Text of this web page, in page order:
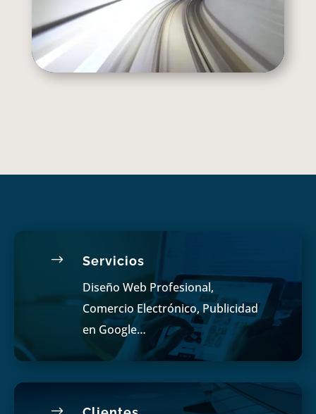
$ Servicios
Diseño Web Profesional,
Comercio Electrónico, Publicidad
en Google…